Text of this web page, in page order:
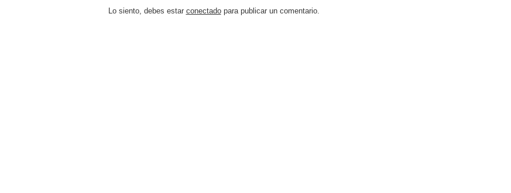
Lo siento, debes estar conectadopara publicar un comentario.